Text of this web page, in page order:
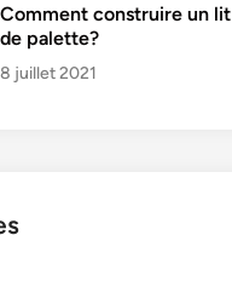
Comment construire un lit
de palette?
8 juillet 2021